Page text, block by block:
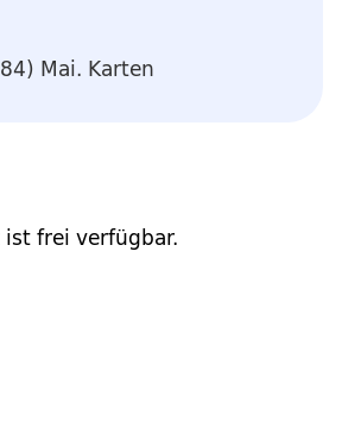
Mai. Karten
frei verfügbar.